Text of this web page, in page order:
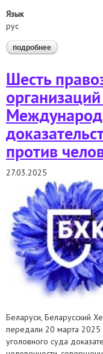
Язык
рус
подробнее о заявление
Шесть
против
27.03.2025
Беларуси, Беларусский
передали 20 марта
уголовного суда